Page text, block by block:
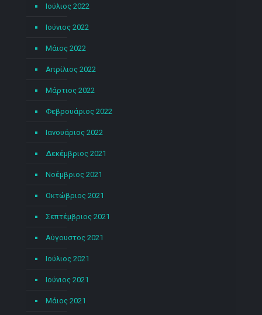
Ιούλιος 2022
Ιούνιος 2022
Μάιος 2022
Απρίλιος 2022
Μάρτιος 2022
Φεβρουάριος 2022
Ιανουάριος 2022
Δεκέμβριος 2021
Νοέμβριος 2021
Οκτώβριος 2021
Σεπτέμβριος 2021
Αύγουστος 2021
Ιούλιος 2021
Ιούνιος 2021
Μάιος 2021